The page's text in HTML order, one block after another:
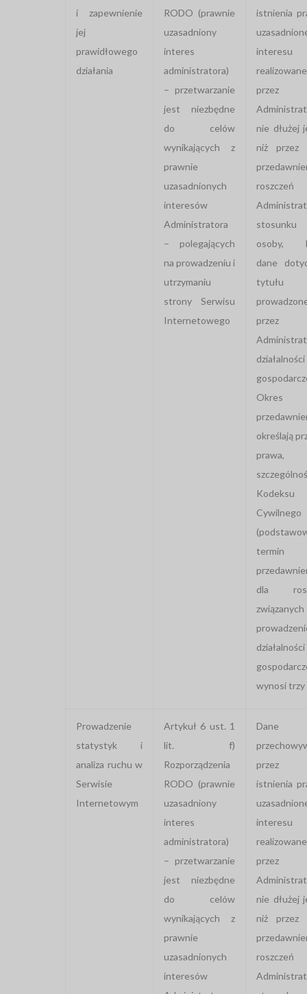
i zapewnienie
jej
prawidłowego
działania
RODO (prawnie
uzasadniony
interes
administratora)
– przetwarzanie
jest niezbędne
do celów
wynikających z
prawnie
uzasadnionych
interesów
Administratora
– polegających
na prowadzeniu i
utrzymaniu
strony Serwisu
Internetowego
istnienia
interesu
przez
nie dłużej
niż przez
roszczeń
osoby,
dane
tytułu
przez
działalności
Okres
określają
Kodeksu
Cywilnego
termin
dla
działalności
wynosi trzy
Prowadzenie
statystyk i
analiza ruchu w
Serwisie
Internetowym
Artykuł 6 ust. 1
lit. f)
Rozporządzenia
RODO (prawnie
uzasadniony
interes
administratora)
– przetwarzanie
jest niezbędne
do celów
wynikających z
prawnie
uzasadnionych
interesów
Dane
przez
istnienia
interesu
przez
nie dłużej
niż przez
roszczeń